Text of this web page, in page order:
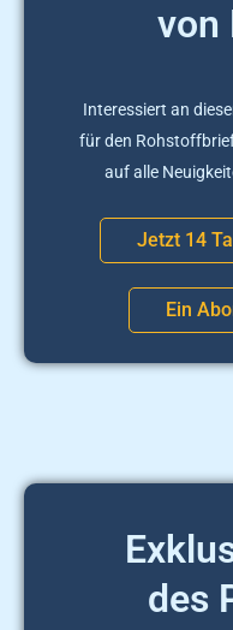
von
Interessiert an
für den
auf alle
Jetzt 14
Ein
des